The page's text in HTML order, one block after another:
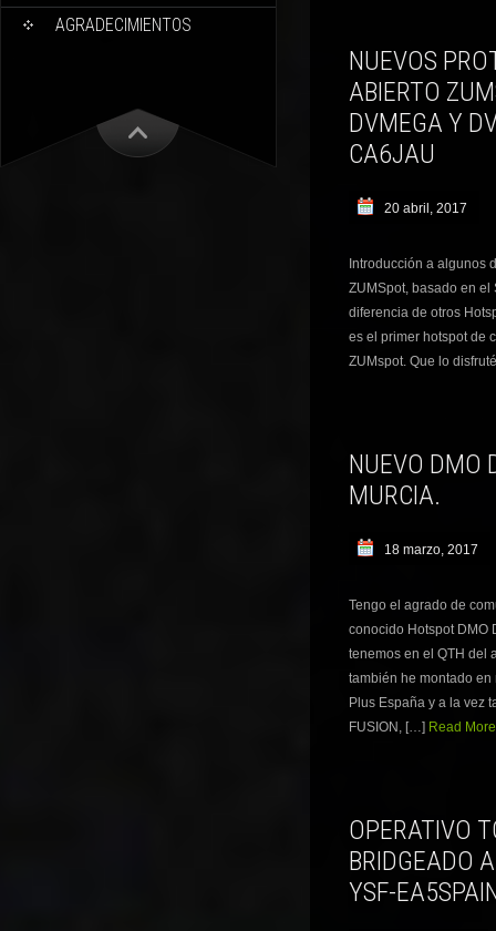
AGRADECIMIENTOS
NUEVOS
ABIERTO
DVMEGA Y
CA6JAU
20 abril, 2017
Introducción a algunos
ZUMSpot, basado en el
diferencia de otros
es el primer hotspot de
ZUMspot. Que lo
NUEVO DMO
MURCIA.
18 marzo, 2017
Tengo el agrado de
conocido Hotspot DMO
tenemos en el QTH del
también he montado en
Plus España y a la vez
FUSION, […] Read
OPERATIVO
BRIDGEADO
YSF-